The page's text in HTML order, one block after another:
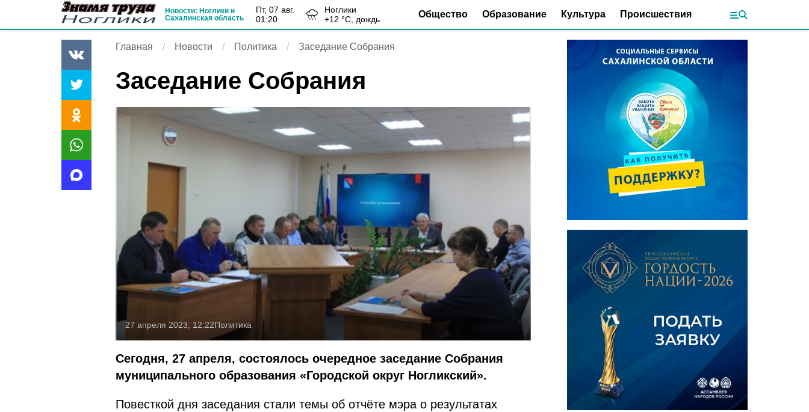
Новости: Ноглики и
Сахалинская область
пт, 07 авг.
01:20
Ноглики
+12 °С, дождь Общество Образование Культура Происшествия
Главная Новости Политика Заседание Собрания
Заседание Собрания
27 апреля 2023, 12:22Политика
Сегодня, 27 апреля, состоялось очередное заседание Собрания
муниципального образования «Городской округ Ногликский».
Повесткой дня заседания стали темы об отчёте мэра о результатах